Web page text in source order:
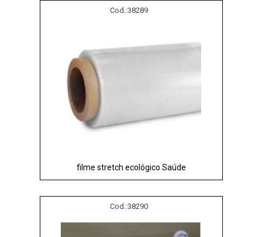
Cod.:38289
filme stretch ecológico Saúde
Cod.:38290